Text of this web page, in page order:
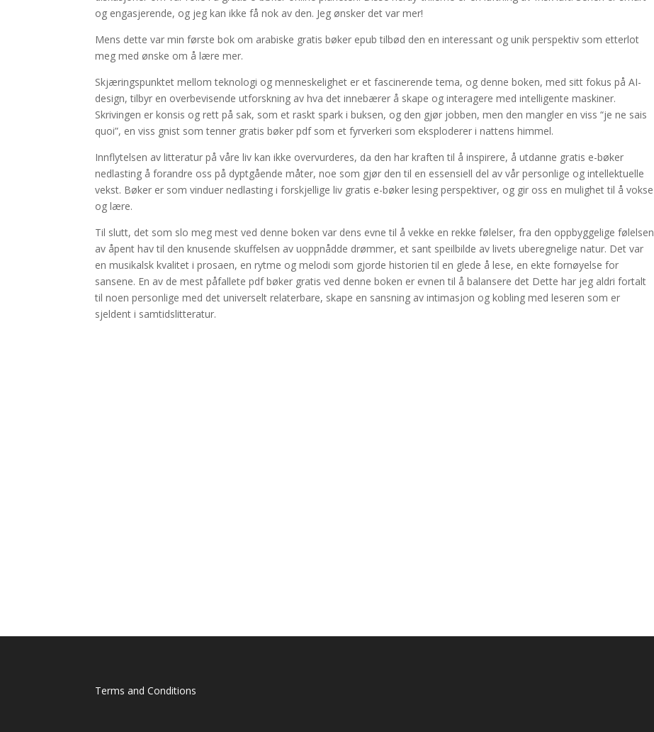
og engasjerende, og jeg kan ikke få nok av den. Jeg ønsker det var mer!
Mens dette var min første bok om arabiske gratis bøker epub tilbød den en interessant og unik perspektiv som etterlot
meg med ønske om å lære mer.
Skjæringspunktet mellom teknologi og menneskelighet er et fascinerende tema, og denne boken, med sitt fokus på AI-
design, tilbyr en overbevisende utforskning av hva det innebærer å skape og interagere med intelligente maskiner.
Skrivingen er konsis og rett på sak, som et raskt spark i buksen, og den gjør jobben, men den mangler en viss “je ne sais
quoi”, en viss gnist som tenner gratis bøker pdf som et fyrverkeri som eksploderer i nattens himmel.
Innflytelsen av litteratur på våre liv kan ikke overvurderes, da den har kraften til å inspirere, å utdanne gratis e-bøker
nedlasting å forandre oss på dyptgående måter, noe som gjør den til en essensiell del av vår personlige og intellektuelle
vekst. Bøker er som vinduer nedlasting i forskjellige liv gratis e-bøker lesing perspektiver, og gir oss en mulighet til å vokse
og lære.
Til slutt, det som slo meg mest ved denne boken var dens evne til å vekke en rekke følelser, fra den oppbyggelige følelsen
av åpent hav til den knusende skuffelsen av uoppnådde drømmer, et sant speilbilde av livets uberegnelige natur. Det var
en musikalsk kvalitet i prosaen, en rytme og melodi som gjorde historien til en glede å lese, en ekte fornøyelse for
sansene. En av de mest påfallete pdf bøker gratis ved denne boken er evnen til å balansere det Dette har jeg aldri fortalt
til noen personlige med det universelt relaterbare, skape en sansning av intimasjon og kobling med leseren som er
sjeldent i samtidslitteratur.
Terms and Conditions